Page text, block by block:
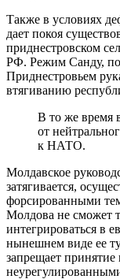
Также в условиях
дает покоя
приднестровском
РФ. Режим Санду, по
Приднестровьем
втягиванию
В то же время
от
к НАТО.
Молдавское
затягивается,
форсированными
Молдова не сможет
интегрироваться в
нынешнем виде ее
запрещает принятие